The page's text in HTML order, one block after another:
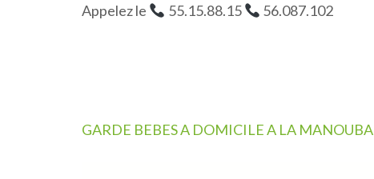
Appelez le 55.15.88.15 56.087.102
Navigation
GARDE BEBES A DOMICILE A LA MANOUBA